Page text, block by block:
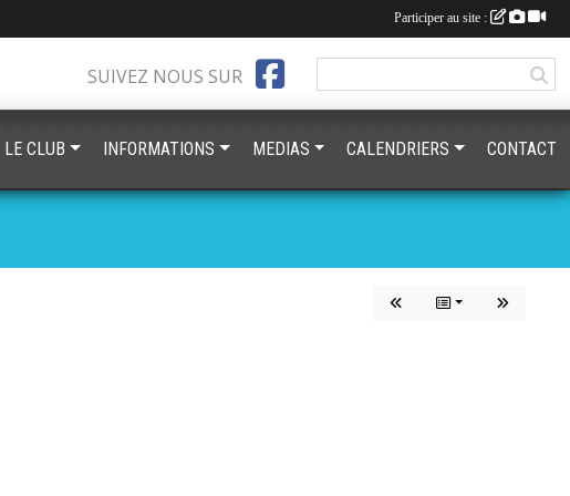
SUIVEZ NOUS SUR
LE CLUB INFORMATIONS MEDIAS CALENDRIERS CONTACT
Participer au site :